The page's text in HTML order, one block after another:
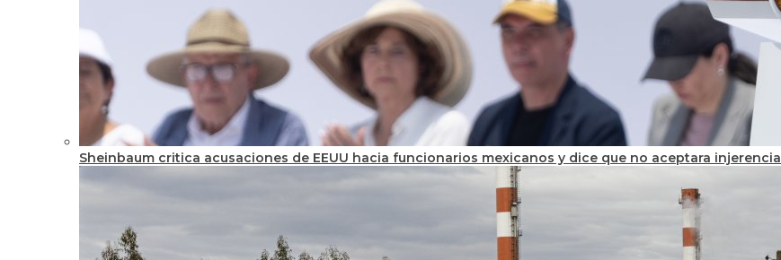
Sheinbaum critica acusaciones de EEUU hacia funcionarios mexicanos y dice que no aceptara injerencia